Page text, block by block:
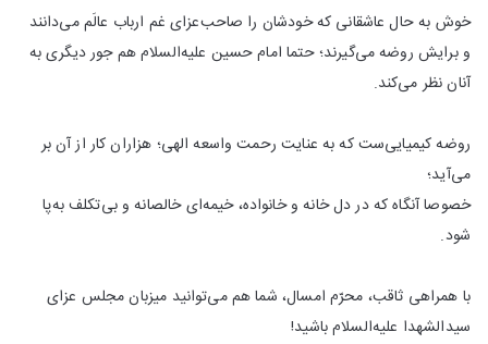
خوش به حال عاشقانی که خودشان را صاحب‌عزای غم ارباب عالَم می‌دانند
و برایش روضه می‌گیرند؛ حتما امام حسین علیه‌السلام هم جور دیگری به
آنان نظر می‌کند.
روضه کیمیایی‌ست که به عنایت رحمت واسعه الهی؛ هزاران کار از آن بر
می‌آید؛
خصوصا آنگاه که در دل خانه و خانواده‌، خیمه‌ای خالصانه و بی‌تکلف به‌پا
شود.
با همراهی ثاقب، محرّم امسال، شما هم می‌توانید میزبان مجلس عزای
سیدالشهدا علیه‌السلام باشید!